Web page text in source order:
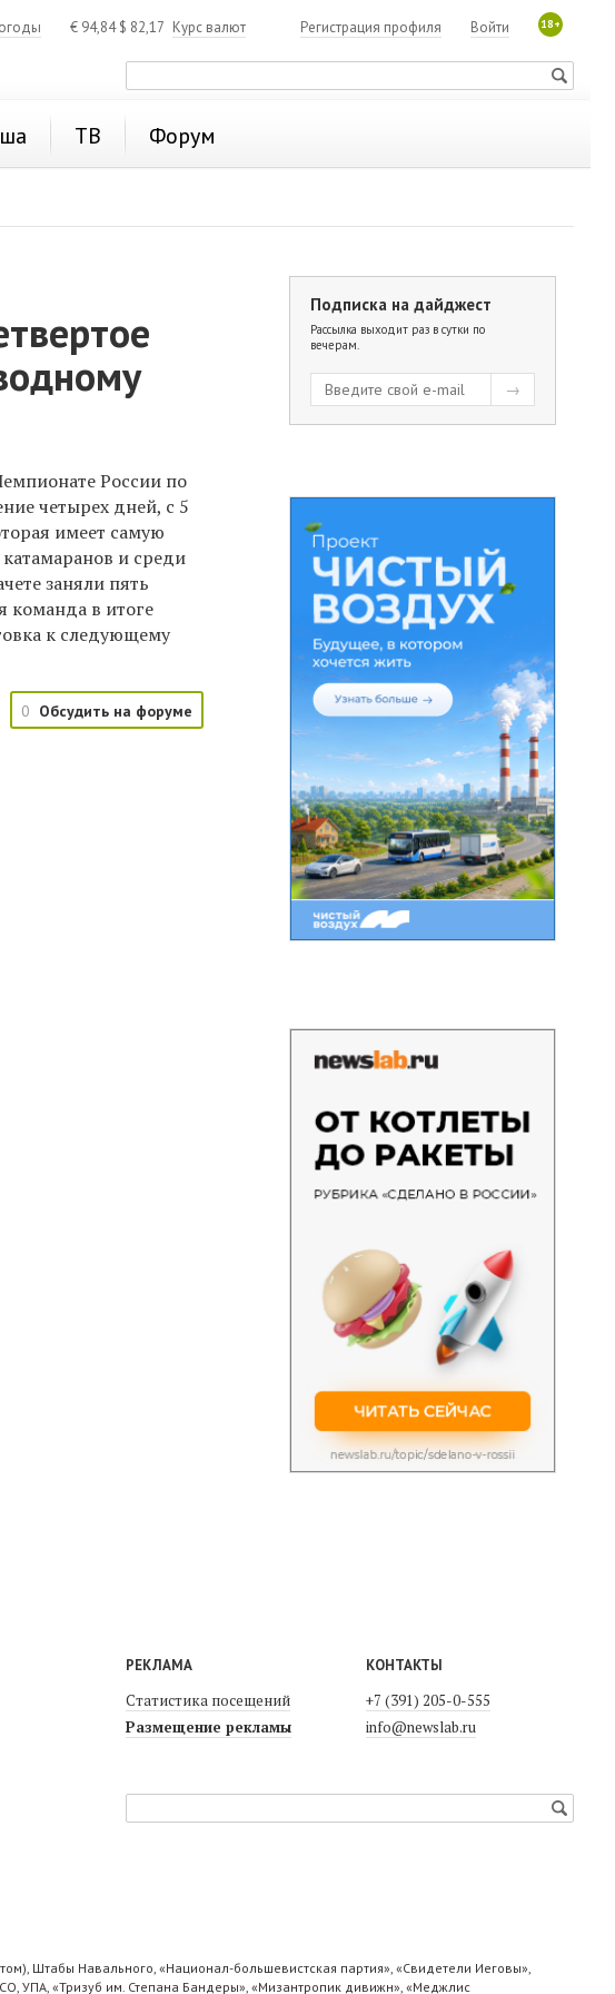
€ 94,84$ 82,17 Курс валют 18+
Войти
Регистрация профиля
ТВ Форум
России по
четырех дней, с 5
имеет самую
и среди
заняли пять
команда в итоге
к следующему
0 Обсудить на форуме
Подписка на дайджест
Рассылка выходит раз в сутки по
вечерам.
РЕКЛАМА
Статистика посещений
Размещение рекламы
КОНТАКТЫ
+7 (391) 205-0-555
info@newslab.ru
Штабы Навального, «Национал-большевистская партия», «Свидетели Иеговы»,
УПА, «Тризуб им. Степана Бандеры», «Мизантропик дивижн», «Меджлис